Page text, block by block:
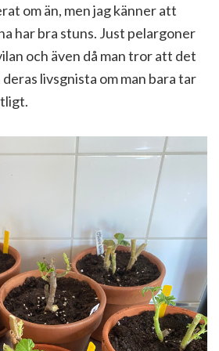
om än, men jag känner att
har bra stuns. Just pelargoner
och även då man tror att det
livsgnista om man bara tar